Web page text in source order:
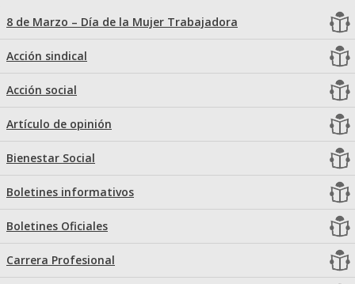
8 de Marzo – Día de la Mujer Trabajadora
Acción sindical
Acción social
Artículo de opinión
Bienestar Social
Boletines informativos
Boletines Oficiales
Carrera Profesional